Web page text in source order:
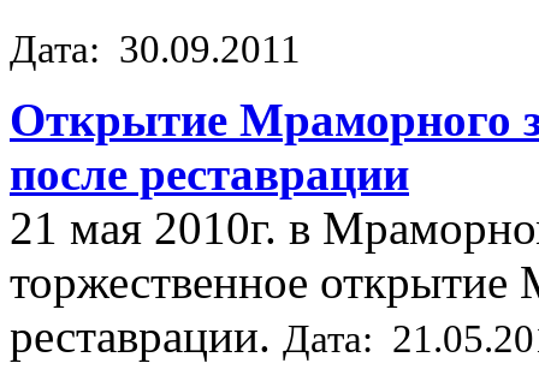
Дата: 30.09.2011
Открытие Мраморного
после реставрации
21 мая 2010г. в
торжественное открытие
реставрации. Дата: